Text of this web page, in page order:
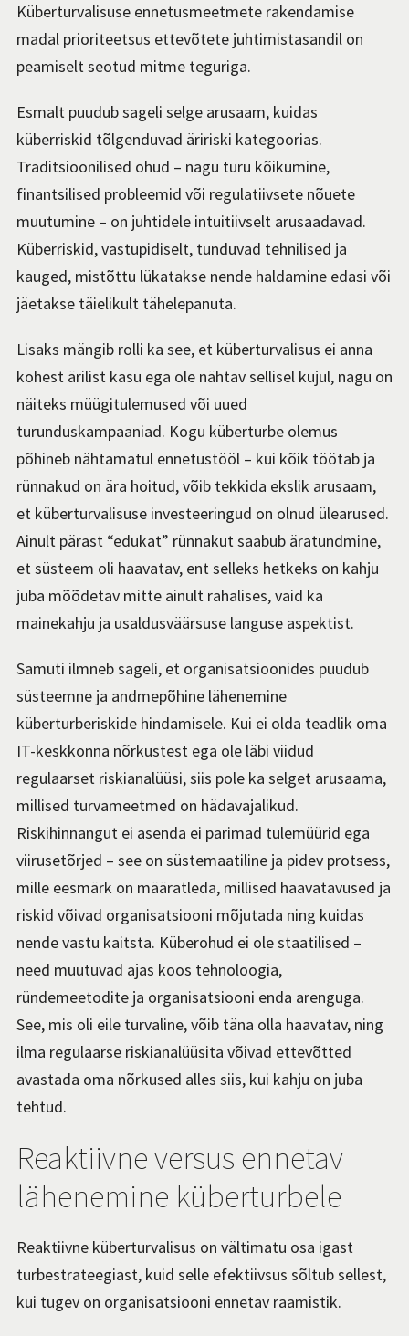
Küberturvalisuse ennetusmeetmete rakendamise
madal prioriteetsus ettevõtete juhtimistasandil on
peamiselt seotud mitme teguriga.
Esmalt puudub sageli selge arusaam, kuidas
küberriskid tõlgenduvad äririski kategoorias.
Traditsioonilised ohud – nagu turu kõikumine,
finantsilised probleemid või regulatiivsete nõuete
muutumine – on juhtidele intuitiivselt arusaadavad.
Küberriskid, vastupidiselt, tunduvad tehnilised ja
kauged, mistõttu lükatakse nende haldamine edasi või
jäetakse täielikult tähelepanuta.
Lisaks mängib rolli ka see, et küberturvalisus ei anna
kohest ärilist kasu ega ole nähtav sellisel kujul, nagu on
näiteks müügitulemused või uued
turunduskampaaniad. Kogu küberturbe olemus
põhineb nähtamatul ennetustööl – kui kõik töötab ja
rünnakud on ära hoitud, võib tekkida ekslik arusaam,
et küberturvalisuse investeeringud on olnud ülearused.
Ainult pärast “edukat” rünnakut saabub äratundmine,
et süsteem oli haavatav, ent selleks hetkeks on kahju
juba mõõdetav mitte ainult rahalises, vaid ka
mainekahju ja usaldusväärsuse languse aspektist.
Samuti ilmneb sageli, et organisatsioonides puudub
süsteemne ja andmepõhine lähenemine
küberturberiskide hindamisele. Kui ei olda teadlik oma
IT-keskkonna nõrkustest ega ole läbi viidud
regulaarset riskianalüüsi, siis pole ka selget arusaama,
millised turvameetmed on hädavajalikud.
Riskihinnangut ei asenda ei parimad tulemüürid ega
viirusetõrjed – see on süstemaatiline ja pidev protsess,
mille eesmärk on määratleda, millised haavatavused ja
riskid võivad organisatsiooni mõjutada ning kuidas
nende vastu kaitsta. Küberohud ei ole staatilised –
need muutuvad ajas koos tehnoloogia,
ründemeetodite ja organisatsiooni enda arenguga.
See, mis oli eile turvaline, võib täna olla haavatav, ning
ilma regulaarse riskianalüüsita võivad ettevõtted
avastada oma nõrkused alles siis, kui kahju on juba
tehtud.
Reaktiivne versus ennetav
lähenemine küberturbele
Reaktiivne küberturvalisus on vältimatu osa igast
turbestrateegiast, kuid selle efektiivsus sõltub sellest,
kui tugev on organisatsiooni ennetav raamistik.